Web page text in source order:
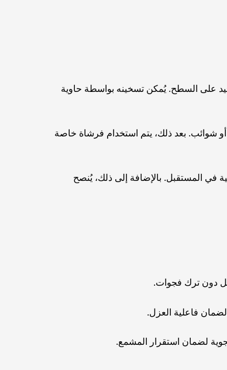
على السطح. يُمكن تسخينه بواسطة حاوية
شوائب. بعد ذلك، يتم استخدام فرشاة خاصة
في المستقبل. بالإضافة إلى ذلك، يُنصح
دون ترك فجوات.
فاعلية العزل.
لضمان استقرار المشمع.